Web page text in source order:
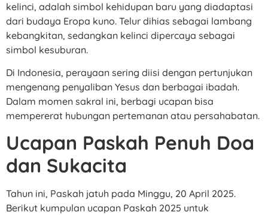
kelinci, adalah simbol kehidupan baru yang diadaptasi
dari budaya Eropa kuno. Telur dihias sebagai lambang
kebangkitan, sedangkan kelinci dipercaya sebagai
simbol kesuburan.
Di Indonesia, perayaan sering diisi dengan pertunjukan
mengenang penyaliban Yesus dan berbagai ibadah.
Dalam momen sakral ini, berbagi ucapan bisa
mempererat hubungan pertemanan atau persahabatan.
Ucapan Paskah Penuh Doa
dan Sukacita
Tahun ini, Paskah jatuh pada Minggu, 20 April 2025.
Berikut kumpulan ucapan Paskah 2025 untuk